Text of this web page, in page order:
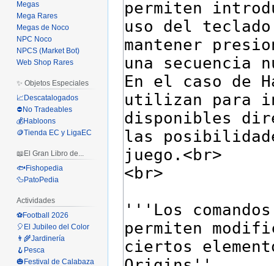
Megas
Mega Rares
Megas de Noco
NPC Noco
NPCS (Market Bot)
Web Shop Rares
✨ Objetos Especiales
📈Descatalogados
⛔No Tradeables
💰Habloons
🪙Tienda EC y LigaEC
📖El Gran Libro de...
🐟Fishopedia
🦆PatoPedia
Actividades
⚽Football 2026
🎈El Jubileo del Color
👨‍🌾Jardinería
🪝Pesca
🎃Festival de Calabaza